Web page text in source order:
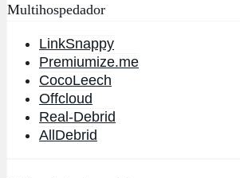
Multihospedador
LinkSnappy
Premiumize.me
CocoLeech
Offcloud
Real-Debrid
AllDebrid